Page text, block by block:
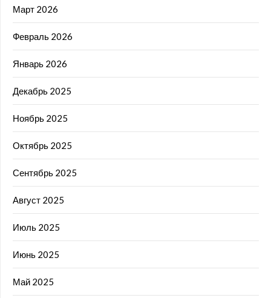
Март 2026
Февраль 2026
Январь 2026
Декабрь 2025
Ноябрь 2025
Октябрь 2025
Сентябрь 2025
Август 2025
Июль 2025
Июнь 2025
Май 2025